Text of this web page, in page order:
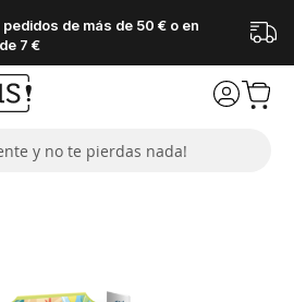
de más de 50 € o en
7 €